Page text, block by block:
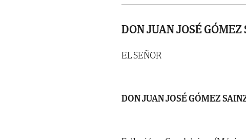
DON JUAN JOSÉ GÓMEZ
EL SEÑOR
DON JUAN JOSÉ GÓMEZ